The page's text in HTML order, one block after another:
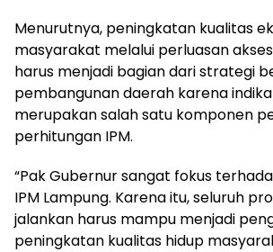
Menurutnya, peningkatan kualitas
masyarakat melalui perluasan
harus menjadi bagian dari strategi
pembangunan daerah karena
merupakan salah satu komponen
perhitungan IPM.
“Pak Gubernur sangat fokus
IPM Lampung. Karena itu, seluruh
jalankan harus mampu menjadi
peningkatan kualitas hidup